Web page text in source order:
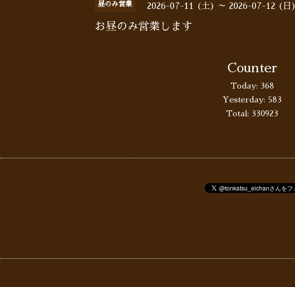
昼のみ営業 2026-07-11 (土) ～ 2026-07-12 (日)
お昼のみ営業します
Counter
Today: 368
Yesterday: 583
Total: 330923